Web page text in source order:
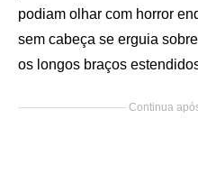
podiam olhar com horror
sem cabeça se erguia
os longos braços
Continua